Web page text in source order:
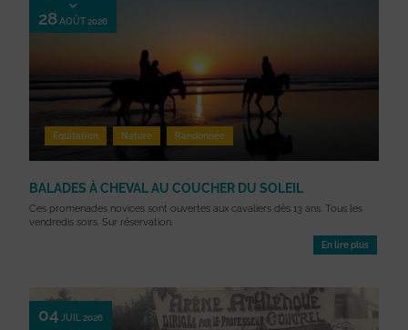
28 AOÛT 2026
Equitation Nature Randonnée
BALADES À CHEVAL AU COUCHER DU SOLEIL
Ces promenades novices sont ouvertes aux cavaliers dès 13 ans. Tous les
vendredis soirs. Sur réservation.
En lire plus
04 JUIL 2026